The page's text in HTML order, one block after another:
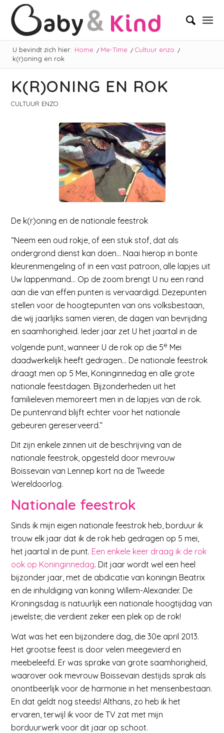
U bevindt zich hier: Home / Me-Time / Cultuur enzo /
k(r)oning en rok
K(R)ONING EN ROK
CULTUUR ENZO
De k(r)oning en de nationale feestrok
“Neem een oud rokje, of een stuk stof, dat als
ondergrond dienst kan doen… Naai hierop in bonte
kleurenmengeling of in een vast patroon, alle lapjes uit
Uw lappenmand… Op de zoom brengt U nu een rand
aan die van effen punten is vervaardigd. Dezepunten
stellen voor de hoogtepunten van ons volksbestaan,
die wij jaarlijks samen vieren, de dagen van bevrijding
en saamhorigheid. Ieder jaar zet U het jaartal in de
volgende punt, wanneer U de rok op die 5e Mei
daadwerkelijk heeft gedragen… De nationale feestrok
draagt men op 5 Mei, Koninginnedag en alle grote
nationale feestdagen. Bijzonderheden uit het
familieleven memoreert men in de lapjes van de rok.
De puntenrand blijft echter voor het nationale
gebeuren gereserveerd.”
Dit zijn enkele zinnen uit de beschrijving van de
nationale feestrok, opgesteld door mevrouw
Boissevain van Lennep kort na de Tweede
Wereldoorlog.
Nationale feestrok
Sinds ik mijn eigen nationale feestrok heb, borduur ik
trouw elk jaar dat ik de rok heb gedragen op 5 mei,
het jaartal in de punt. Een enkele keer draag ik de rok
ook op Koninginnedag. Dit jaar wordt wel een heel
bijzonder jaar, met de abdicatie van koningin Beatrix
en de inhuldiging van koning Willem-Alexander. De
Kroningsdag is natuurlijk een nationale hoogtijdag van
jewelste; die verdient zeker een plek op de rok!
Wat was het een bijzondere dag, die 30e april 2013.
Het grootse feest is door velen meegevierd en
meebeleefd. Er was sprake van grote saamhorigheid,
waarover ook mevrouw Boissevain destijds sprak als
onontbeerlijk voor de harmonie in het mensenbestaan.
En dat geldt nog steeds! Althans, zo heb ik het
ervaren, terwijl ik voor de TV zat met mijn
borduurwerk voor dit jaar op schoot.